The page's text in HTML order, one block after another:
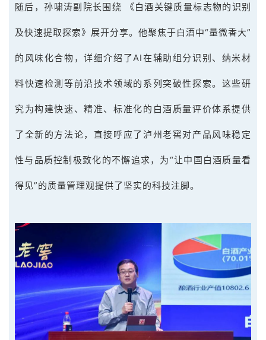
随后，孙啸涛副院长围绕 《白酒关键质量标志物的识别
及快速提取探索》展开分享。他聚焦于白酒中“量微香大”
的风味化合物，详细介绍了AI在辅助组分识别、纳米材
料快速检测等前沿技术领域的系列突破性探索。这些研
究为构建快速、精准、标准化的白酒质量评价体系提供
了全新的方法论，直接呼应了泸州老窖对产品风味稳定
性与品质控制极致化的不懈追求，为“让中国白酒质量看
得见”的质量管理观提供了坚实的科技注脚。